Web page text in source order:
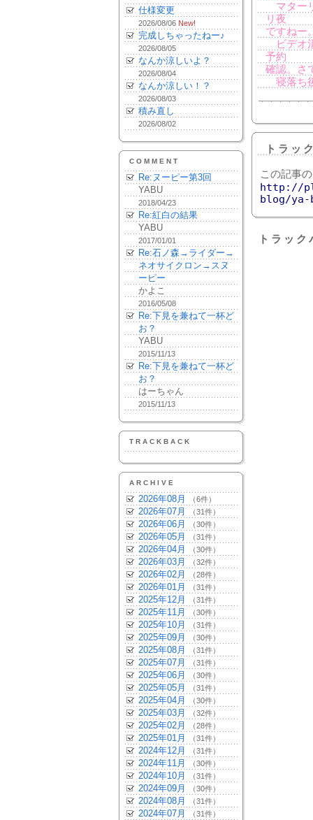
仕様変更
2026/08/06 New!
完成しちゃったねー♪
2026/08/05
なんか涼しいよ？
2026/08/04
なんか涼しい！？
2026/08/03
積み直し
2026/08/02
COMMENT
Re:ヌーピー第3回
YABU
2018/04/23
Re:紅白の結果
YABU
2017/01/01
Re:石ノ森→ライダー→
ネオサイクロン→スヌ
ーピー
かよこ
2016/05/08
Re:下見を兼ねて一杯ど
お？
YABU
2015/11/13
Re:下見を兼ねて一杯ど
お？
はーちゃん
2015/11/13
TRACKBACK
ARCHIVE
2026年08月 （6件）
2026年07月 （31件）
2026年06月 （30件）
2026年05月 （31件）
2026年04月 （30件）
2026年03月 （32件）
2026年02月 （28件）
2026年01月 （31件）
2025年12月 （31件）
2025年11月 （30件）
2025年10月 （31件）
2025年09月 （30件）
2025年08月 （31件）
2025年07月 （31件）
2025年06月 （30件）
2025年05月 （31件）
2025年04月 （30件）
2025年03月 （32件）
2025年02月 （28件）
2025年01月 （31件）
2024年12月 （31件）
2024年11月 （30件）
2024年10月 （31件）
2024年09月 （30件）
2024年08月 （31件）
2024年07月 （31件）
マター
リ夜
ですねー
ビデオ
予約
確認。さ
寝落ち
トラッ
この記事
http://
blog/ya-
トラッ